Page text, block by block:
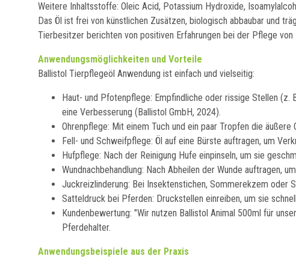
Weitere Inhaltsstoffe: Oleic Acid, Potassium Hydroxide,
Das Öl ist frei von künstlichen Zusätzen, biologisch abbaubar und
Tierbesitzer berichten von positiven Erfahrungen bei der Pflege
Anwendungsmöglichkeiten und Vorteile
Ballistol Tierpflegeöl Anwendung ist einfach und vielseitig:
Haut- und Pfotenpflege: Empfindliche oder rissige Stellen
eine Verbesserung (Ballistol GmbH, 2024).
Ohrenpflege: Mit einem Tuch und ein paar Tropfen die
Fell- und Schweifpflege: Öl auf eine Bürste auftragen, um
Hufpflege: Nach der Reinigung Hufe einpinseln, um sie
Wundnachbehandlung: Nach Abheilen der Wunde auftragen,
Juckreizlinderung: Bei Insektenstichen, Sommerekzem oder
Satteldruck bei Pferden: Druckstellen einreiben, um sie
Kundenbewertung: "Wir nutzen Ballistol Animal 500ml für
Pferdehalter.
Anwendungsbeispiele aus der Praxis